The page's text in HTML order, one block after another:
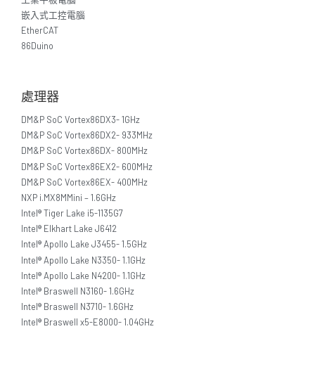
嵌入式工控電腦
EtherCAT
86Duino
處理器
DM&P SoC Vortex86DX3- 1GHz
DM&P SoC Vortex86DX2- 933MHz
DM&P SoC Vortex86DX- 800MHz
DM&P SoC Vortex86EX2- 600MHz
DM&P SoC Vortex86EX- 400MHz
NXP i.MX8MMini – 1.6GHz
Intel® Tiger Lake i5-1135G7
Intel® Elkhart Lake J6412
Intel® Apollo Lake J3455- 1.5GHz
Intel® Apollo Lake N3350- 1.1GHz
Intel® Apollo Lake N4200- 1.1GHz
Intel® Braswell N3160- 1.6GHz
Intel® Braswell N3710- 1.6GHz
Intel® Braswell x5-E8000- 1.04GHz